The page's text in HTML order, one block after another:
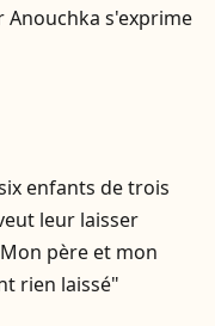
s'exprime
enfants de trois
leur laisser
père et mon
rien laissé"